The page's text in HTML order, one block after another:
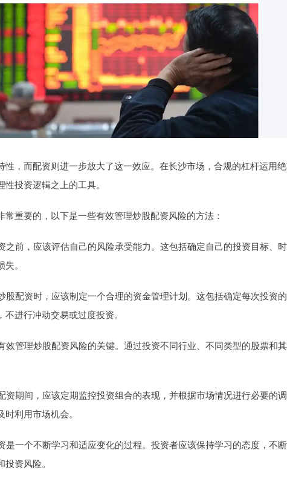
，而配资则进一步放大了这一效应。在长沙市场，合规的杠杆运用
投资逻辑之上的工具。
重要的，以下是一些有效管理炒股配资风险的方法：
之前，应该评估自己的风险承受能力。这包括确定自己的投资目标、
。
股配资时，应该制定一个合理的资金管理计划。这包括确定每次投资
进行冲动交易或过度投资。
效管理炒股配资风险的关键。通过投资不同行业、不同类型的股票和
资期间，应该定期监控投资组合的表现，并根据市场情况进行必要的
利用市场机会。
是一个不断学习和适应变化的过程。投资者应该保持学习的态度，不
资风险。